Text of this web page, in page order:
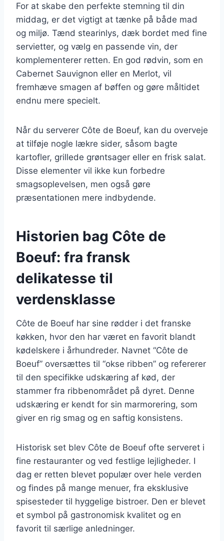
For at skabe den perfekte stemning til din
middag, er det vigtigt at tænke på både mad
og miljø. Tænd stearinlys, dæk bordet med fine
servietter, og vælg en passende vin, der
komplementerer retten. En god rødvin, som en
Cabernet Sauvignon eller en Merlot, vil
fremhæve smagen af bøffen og gøre måltidet
endnu mere specielt.
Når du serverer Côte de Boeuf, kan du overveje
at tilføje nogle lækre sider, såsom bagte
kartofler, grillede grøntsager eller en frisk salat.
Disse elementer vil ikke kun forbedre
smagsoplevelsen, men også gøre
præsentationen mere indbydende.
Historien bag Côte de
Boeuf: fra fransk
delikatesse til
verdensklasse
Côte de Boeuf har sine rødder i det franske
køkken, hvor den har været en favorit blandt
kødelskere i århundreder. Navnet “Côte de
Boeuf” oversættes til “okse ribben” og refererer
til den specifikke udskæring af kød, der
stammer fra ribbenområdet på dyret. Denne
udskæring er kendt for sin marmorering, som
giver en rig smag og en saftig konsistens.
Historisk set blev Côte de Boeuf ofte serveret i
fine restauranter og ved festlige lejligheder. I
dag er retten blevet populær over hele verden
og findes på mange menuer, fra eksklusive
spisesteder til hyggelige bistroer. Den er blevet
et symbol på gastronomisk kvalitet og en
favorit til særlige anledninger.